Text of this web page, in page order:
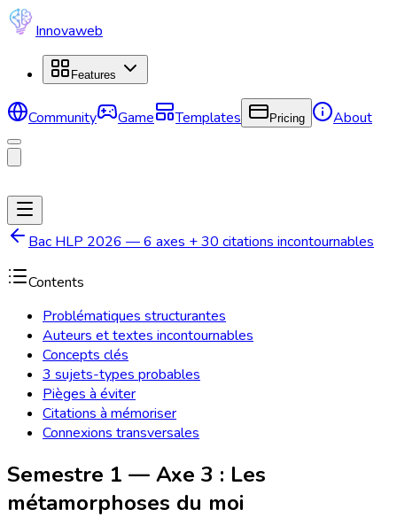
Innovaweb
Features
Community Game Templates Pricing About
Bac HLP 2026 — 6 axes + 30 citations incontournables
Contents
Problématiques structurantes
Auteurs et textes incontournables
Concepts clés
3 sujets-types probables
Pièges à éviter
Citations à mémoriser
Connexions transversales
Semestre 1 — Axe 3 : Les
métamorphoses du moi